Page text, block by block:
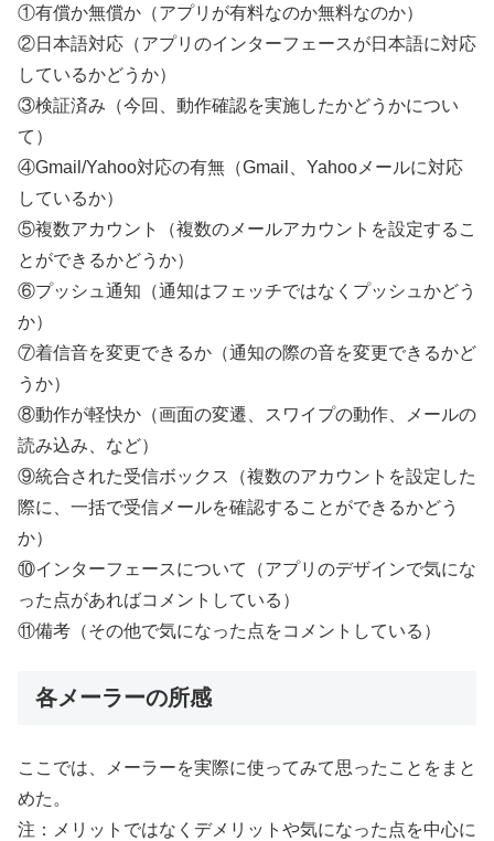
①有償か無償か（アプリが有料なのか無料なのか）
②日本語対応（アプリのインターフェースが日本語に対応
しているかどうか）
③検証済み（今回、動作確認を実施したかどうかについ
て）
④Gmail/Yahoo対応の有無（Gmail、Yahooメールに対応
しているか）
⑤複数アカウント（複数のメールアカウントを設定するこ
とができるかどうか）
⑥プッシュ通知（通知はフェッチではなくプッシュかどう
か）
⑦着信音を変更できるか（通知の際の音を変更できるかど
うか）
⑧動作が軽快か（画面の変遷、スワイプの動作、メールの
読み込み、など）
⑨統合された受信ボックス（複数のアカウントを設定した
際に、一括で受信メールを確認することができるかどう
か）
⑩インターフェースについて（アプリのデザインで気にな
った点があればコメントしている）
⑪備考（その他で気になった点をコメントしている）
各メーラーの所感
ここでは、メーラーを実際に使ってみて思ったことをまと
めた。
注：メリットではなくデメリットや気になった点を中心に